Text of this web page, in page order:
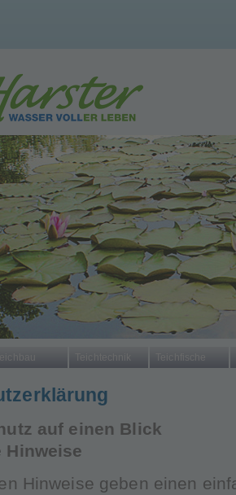
Teichtechnik Teichfische
auf einen Blick
Hinweise
Hinweise geben einen